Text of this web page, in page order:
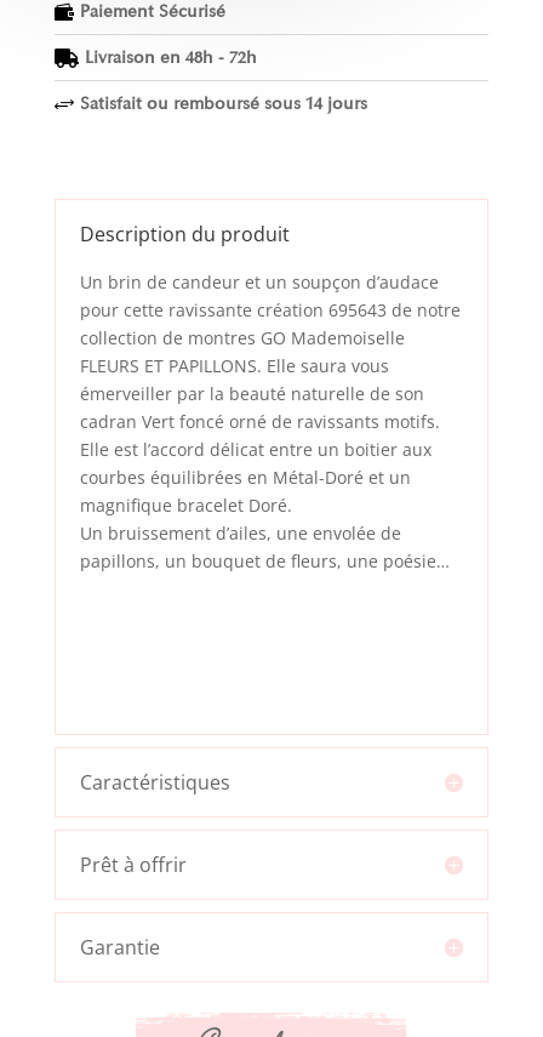
 Paiement Sécurisé
 Livraison en 48h - 72h
+ Satisfait ou remboursé sous 14 jours
Description du produit
Un brin de candeur et un soupçon d’audace
pour cette ravissante création 695643 de notre
collection de montres GO Mademoiselle
FLEURS ET PAPILLONS. Elle saura vous
émerveiller par la beauté naturelle de son
cadran Vert foncé orné de ravissants motifs.
Elle est l’accord délicat entre un boitier aux
courbes équilibrées en Métal-Doré et un
magnifique bracelet Doré.
Un bruissement d’ailes, une envolée de
papillons, un bouquet de fleurs, une poésie…
Caractéristiques
Prêt à offrir
Garantie